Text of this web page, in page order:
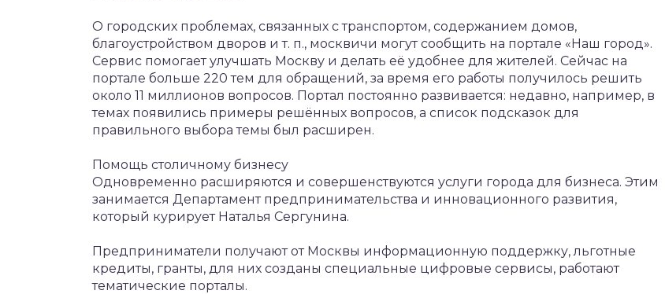
О городских проблемах, связанных с транспортом, содержанием домов,
благоустройством дворов и т. п., москвичи могут сообщить на портале «Наш город».
Сервис помогает улучшать Москву и делать её удобнее для жителей. Сейчас на
портале больше 220 тем для обращений, за время его работы получилось решить
около 11 миллионов вопросов. Портал постоянно развивается: недавно, например, в
темах появились примеры решённых вопросов, а список подсказок для
правильного выбора темы был расширен.
Помощь столичному бизнесу
Одновременно расширяются и совершенствуются услуги города для бизнеса. Этим
занимается Департамент предпринимательства и инновационного развития,
который курирует Наталья Сергунина.
Предприниматели получают от Москвы информационную поддержку, льготные
кредиты, гранты, для них созданы специальные цифровые сервисы, работают
тематические порталы.